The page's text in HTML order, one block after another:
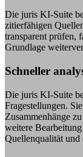
Die juris KI-Suite
zitierfähigen
transparent prüfen,
Grundlage
Schneller
Die juris KI-Suite
Fragestellungen.
Zusammenhänge
weitere
Quellenqualität und